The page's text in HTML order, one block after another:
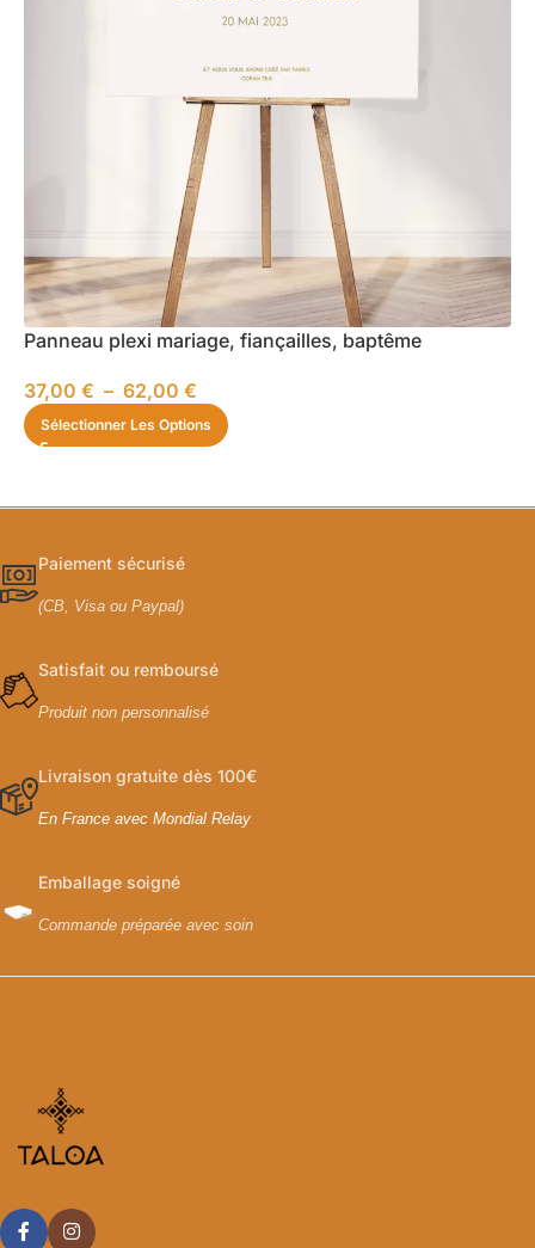
Panneau plexi mariage, fiançailles, baptême
37,00 € – 62,00 €
Sélectionner Les Options
Paiement sécurisé
(CB, Visa ou Paypal)
Satisfait ou remboursé
Produit non personnalisé
Livraison gratuite dès 100€
En France avec Mondial Relay
Emballage soigné
Commande préparée avec soin